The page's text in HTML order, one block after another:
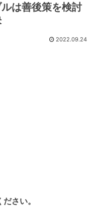
は善後策を検討
2022.09.24
さい。